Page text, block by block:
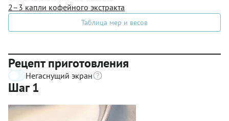
2–3 капли кофейного экстракта
Таблица мер и весов
Рецепт приготовления
Негаснущий экран
Шаг 1